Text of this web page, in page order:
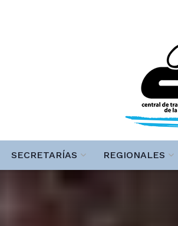
SECRETARÍAS REGIONALES